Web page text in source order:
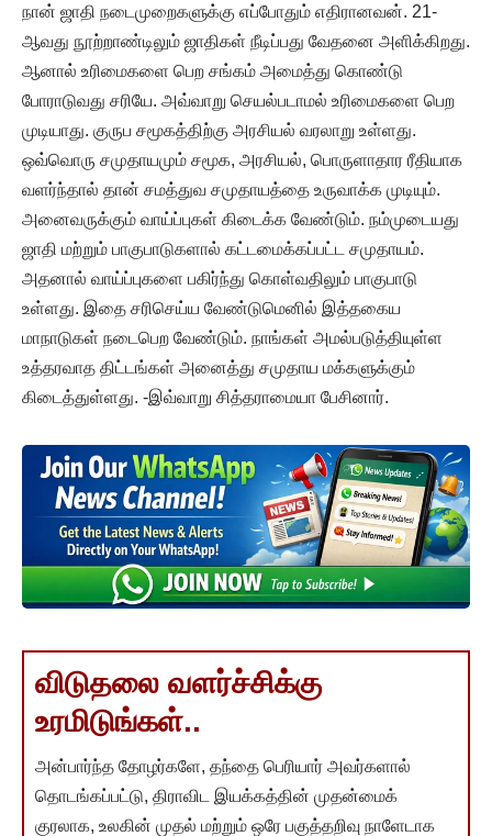
நான் ஜாதி நடைமுறைகளுக்கு எப்போதும் எதிரானவன். 21-
ஆவது நூற்றாண்டிலும் ஜாதிகள் நீடிப்பது வேதனை அளிக்கிறது.
ஆனால் உரிமைகளை பெற சங்கம் அமைத்து கொண்டு
போராடுவது சரியே. அவ்வாறு செயல்படாமல் உரிமைகளை பெற
முடியாது. குருப சமூகத்திற்கு அரசியல் வரலாறு உள்ளது.
ஒவ்வொரு சமுதாயமும் சமூக, அரசியல், பொருளாதார ரீதியாக
வளர்ந்தால் தான் சமத்துவ சமுதாயத்தை உருவாக்க முடியும்.
அனைவருக்கும் வாய்ப்புகள் கிடைக்க வேண்டும். நம்முடையது
ஜாதி மற்றும் பாகுபாடுகளால் கட்டமைக்கப்பட்ட சமுதாயம்.
அதனால் வாய்ப்புகளை பகிர்ந்து கொள்வதிலும் பாகுபாடு
உள்ளது. இதை சரிசெய்ய வேண்டுமெனில் இத்தகைய
மாநாடுகள் நடைபெற வேண்டும். நாங்கள் அமல்படுத்தியுள்ள
உத்தரவாத திட்டங்கள் அனைத்து சமுதாய மக்களுக்கும்
கிடைத்துள்ளது. -இவ்வாறு சித்தராமையா பேசினார்.
விடுதலை வளர்ச்சிக்கு
உரமிடுங்கள்..
அன்பார்ந்த தோழர்களே, தந்தை பெரியார் அவர்களால்
தொடங்கப்பட்டு, திராவிட இயக்கத்தின் முதன்மைக்
குரலாக, உலகின் முதல் மற்றும் ஒரே பகுத்தறிவு நாளேடாக